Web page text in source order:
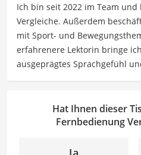
Ich bin seit 2022 im Team
Vergleiche. Außerdem
mit Sport- und
erfahrenere Lektorin bringe
ausgeprägtes Sprachgefühl
kann ich dazu beitragen,
strukturiert und sprachlich
Kohärenz, logische
Hat Ihnen dieser
Fernbedienung